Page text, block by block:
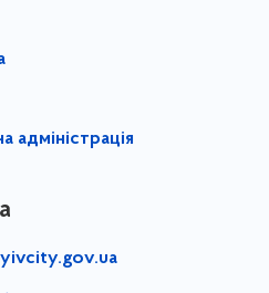
адміністрація